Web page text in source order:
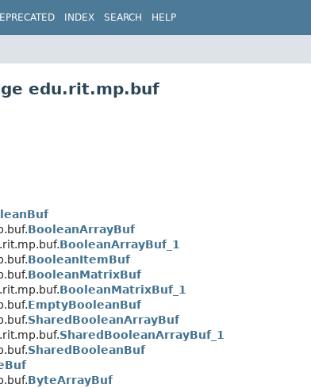
INDEX SEARCH HELP
edu.rit.mp.buf
BooleanArrayBuf
BooleanArrayBuf_1
BooleanItemBuf
BooleanMatrixBuf
BooleanMatrixBuf_1
EmptyBooleanBuf
SharedBooleanArrayBuf
SharedBooleanArrayBuf_1
SharedBooleanBuf
ByteArrayBuf